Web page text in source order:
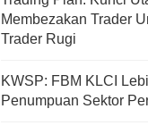
Membezakan Trader
Trader Rugi
KWSP: FBM KLCI
Penumpuan Sektor
Yang Selalu
Tu?